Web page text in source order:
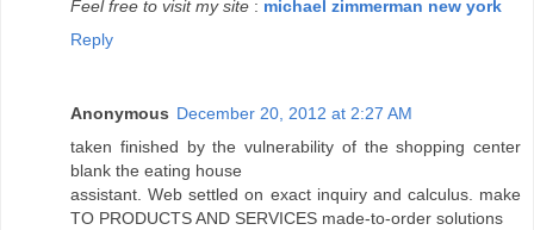
Feel free to visit my site : michael zimmerman new york
Reply
Anonymous December 20, 2012 at 2:27 AM
taken finished by the vulnerability of the shopping center
blank the eating house
assistant. Web settled on exact inquiry and calculus. make
TO PRODUCTS AND SERVICES made-to-order solutions